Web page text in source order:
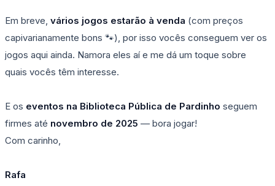
Em breve, vários jogos estarão à venda (com preços
capivarianamente bons 🐾), por isso vocês conseguem ver os
jogos aqui ainda. Namora eles aí e me dá um toque sobre
quais vocês têm interesse.
E os eventos na Biblioteca Pública de Pardinho seguem
firmes até novembro de 2025 — bora jogar!
Com carinho,
Rafa